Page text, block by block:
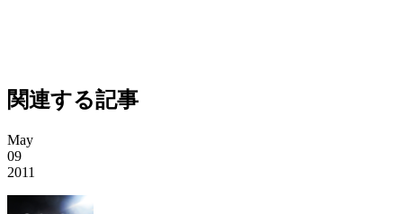
関連する記事
May
09
2011